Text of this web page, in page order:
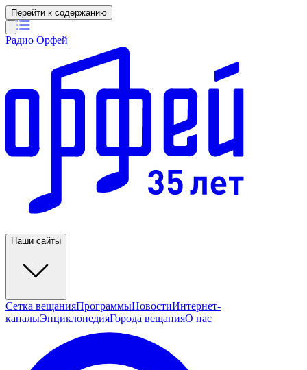
Перейти к содержанию
Радио Орфей
Наши сайты
Сетка вещанияПрограммыНовостиИнтернет-
каналыЭнциклопедияГорода вещанияО нас